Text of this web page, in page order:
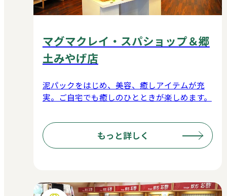
マグマクレイ・スパショップ＆郷
土みやげ店
泥パックをはじめ、美容、癒しアイテムが充
実。ご自宅でも癒しのひとときが楽しめます。
もっと詳しく